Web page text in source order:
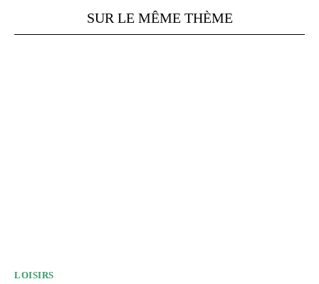
SUR LE MÊME THÈME
LOISIRS